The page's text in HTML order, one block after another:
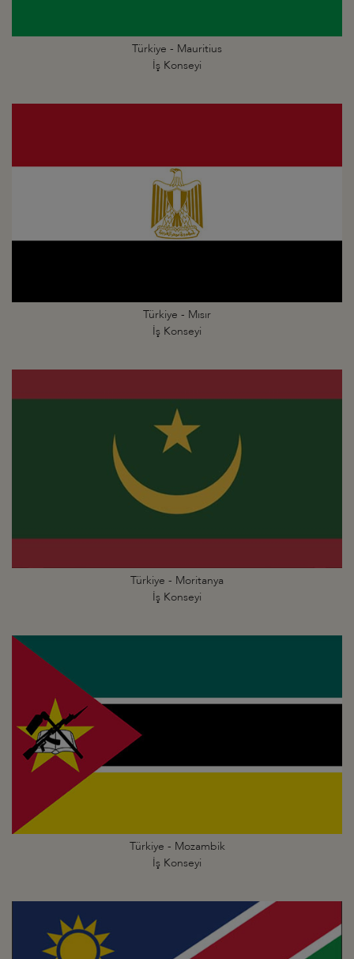
Türkiye - Mauritius
İş Konseyi
Türkiye - Mısır
İş Konseyi
Türkiye - Moritanya
İş Konseyi
Türkiye - Mozambik
İş Konseyi